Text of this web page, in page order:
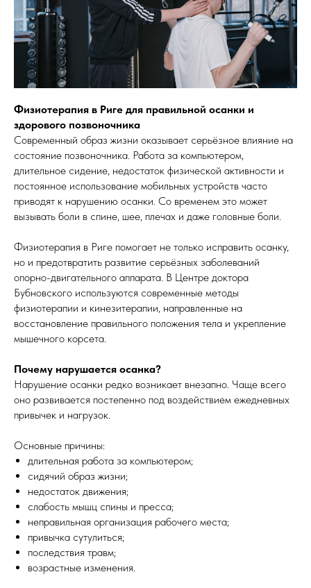
Физиотерапия в Риге для правильной осанки и
здорового позвоночника
Современный образ жизни оказывает серьёзное влияние на
состояние позвоночника. Работа за компьютером,
длительное сидение, недостаток физической активности и
постоянное использование мобильных устройств часто
приводят к нарушению осанки. Со временем это может
вызывать боли в спине, шее, плечах и даже головные боли.
Физиотерапия в Риге помогает не только исправить осанку,
но и предотвратить развитие серьёзных заболеваний
опорно-двигательного аппарата. В Центре доктора
Бубновского используются современные методы
физиотерапии и кинезитерапии, направленные на
восстановление правильного положения тела и укрепление
мышечного корсета.
Почему нарушается осанка?
Нарушение осанки редко возникает внезапно. Чаще всего
оно развивается постепенно под воздействием ежедневных
привычек и нагрузок.
Основные причины:
длительная работа за компьютером;
сидячий образ жизни;
недостаток движения;
слабость мышц спины и пресса;
неправильная организация рабочего места;
привычка сутулиться;
последствия травм;
возрастные изменения.